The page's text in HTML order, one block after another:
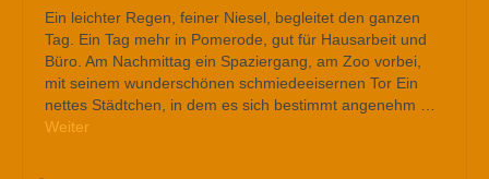
Ein leichter Regen, feiner Niesel, begleitet den ganzen
Tag. Ein Tag mehr in Pomerode, gut für Hausarbeit und
Büro. Am Nachmittag ein Spaziergang, am Zoo vorbei,
mit seinem wunderschönen schmiedeeisernen Tor Ein
nettes Städtchen, in dem es sich bestimmt angenehm …
Weiter